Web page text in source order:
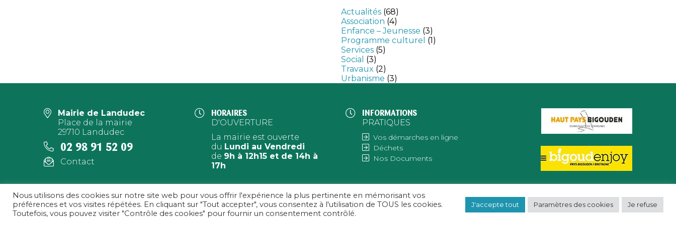
Actualités(68)
Association (4)
Enfance – Jeunesse (3)
Programme culturel (1)
Services(5)
Social (3)
Travaux (2)
Urbanisme (3)
Mairie de Landudec
Place de la mairie
29710 Landudec
02 98 91 52 09
Contact
HORAIRES
D'OUVERTURE
La mairie est ouverte
du Lundi au Vendredi
de 9h à 12h15 et de 14h à
17h
INFORMATIONS
PRATIQUES
Vos démarches en ligne
Déchets
Nos Documents
MENTIONS LÉGALES |POLITIQUE DE CONFIDENTIALITÉ | © CONCEPTION & DÉVELOPPEMENT NETAO | TOUS DROITS RÉSERVÉS
Nous utilisons des cookies sur notre site web pour vous offrir l'expérience la plus pertinente en mémorisant vos
préférences et vos visites répétées. En cliquant sur "Tout accepter", vous consentez à l'utilisation de TOUS les cookies.
Toutefois, vous pouvez visiter "Contrôle des cookies" pour fournir un consentement contrôlé.
J'accepte tout Paramètres des cookies Je refuse